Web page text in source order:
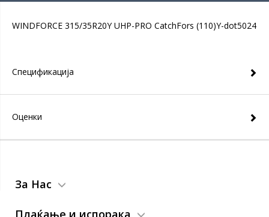
WINDFORCE 315/35R20Y UHP-PRO CatchFors (110)Y-dot5024
Спецификација
Оценки
За Нас
Плаќање и испорака